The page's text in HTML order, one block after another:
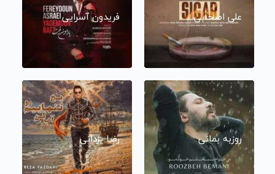
علی اصحابی فریدون آسرایی
روزبه بمانی رضا یزدانی